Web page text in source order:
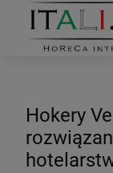
Hokery